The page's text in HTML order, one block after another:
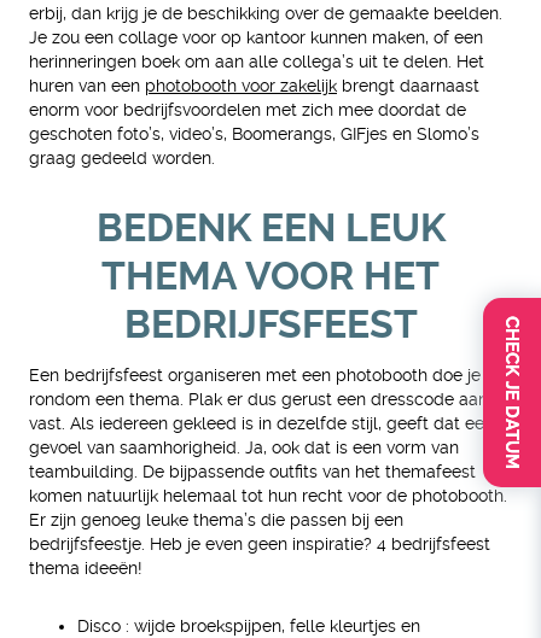
erbij, dan krijg je de beschikking over de gemaakte beelden.
Je zou een collage voor op kantoor kunnen maken, of een
herinneringen boek om aan alle collega’s uit te delen. Het
huren van een photobooth voor zakelijk brengt daarnaast
enorm voor bedrijfsvoordelen met zich mee doordat de
geschoten foto’s, video’s, Boomerangs, GIFjes en Slomo’s
graag gedeeld worden.
BEDENK EEN LEUK
THEMA VOOR HET
BEDRIJFSFEEST
Een bedrijfsfeest organiseren met een photobooth doe je
rondom een thema. Plak er dus gerust een dresscode aan
vast. Als iedereen gekleed is in dezelfde stijl, geeft dat een
gevoel van saamhorigheid. Ja, ook dat is een vorm van
teambuilding. De bijpassende outfits van het themafeest
komen natuurlijk helemaal tot hun recht voor de photobooth.
Er zijn genoeg leuke thema’s die passen bij een
bedrijfsfeestje. Heb je even geen inspiratie? 4 bedrijfsfeest
thema ideeën!
Disco : wijde broekspijpen, felle kleurtjes en
CHECK JE DATUM